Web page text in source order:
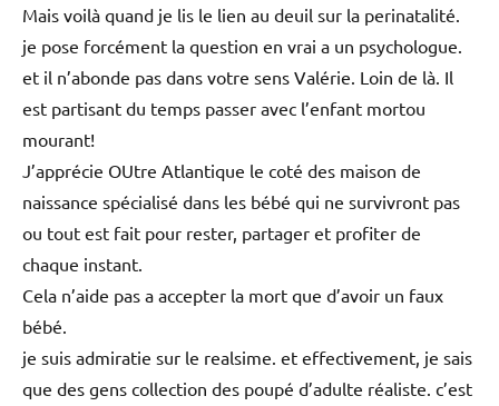
Mais voilà quand je lis le lien au deuil sur la perinatalité.
je pose forcément la question en vrai a un psychologue.
et il n’abonde pas dans votre sens Valérie. Loin de là. Il
est partisant du temps passer avec l’enfant mortou
mourant!
J’apprécie OUtre Atlantique le coté des maison de
naissance spécialisé dans les bébé qui ne survivront pas
ou tout est fait pour rester, partager et profiter de
chaque instant.
Cela n’aide pas a accepter la mort que d’avoir un faux
bébé.
je suis admiratie sur le realsime. et effectivement, je sais
que des gens collection des poupé d’adulte réaliste. c’est